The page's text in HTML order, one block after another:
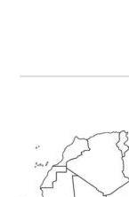
Primary
Sidebar